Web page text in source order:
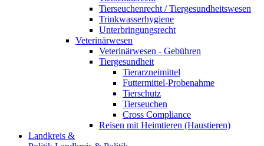
Tierseuchenrecht / Tiergesundheitswesen
Trinkwasserhygiene
Unterbringungsrecht
Veterinärwesen
Veterinärwesen - Gebühren
Tiergesundheit
Tierarzneimittel
Futtermittel-Probenahme
Tierschutz
Tierseuchen
Cross Compliance
Reisen mit Heimtieren (Haustieren)
Landkreis &